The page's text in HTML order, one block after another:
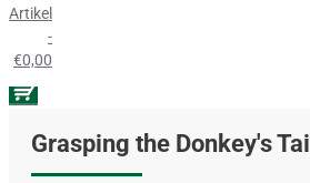
Artikel
-
€0,00
Grasping the Donkey's Tail